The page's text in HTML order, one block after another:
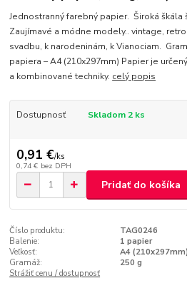
Jednostranný farebný papier. Široká škála
Zaujímavé a módne modely.. vintage,
svadbu, k narodeninám, k Vianociam.
papiera – A4 (210x297mm) Papier je
a kombinované techniky. celý popis
Dostupnosť Skladom 2 ks
0,91 €/ks
0,74 € bez DPH
Pridať do košíka
Číslo produktu:
TAG0246
Balenie:
1 papier
Veľkosť:
A4 (210x297mm)
Gramáž:
250 g
Strážiť cenu / dostupnosť